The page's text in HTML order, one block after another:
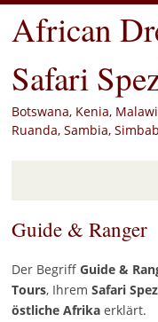
African
Safari
Botswana, Kenia,
Ruanda, Sambia,
Zum
springen
Guide & Ranger
Der BegriffGuide &
Tours, Ihrem Safari
östliche Afrikaerklärt.